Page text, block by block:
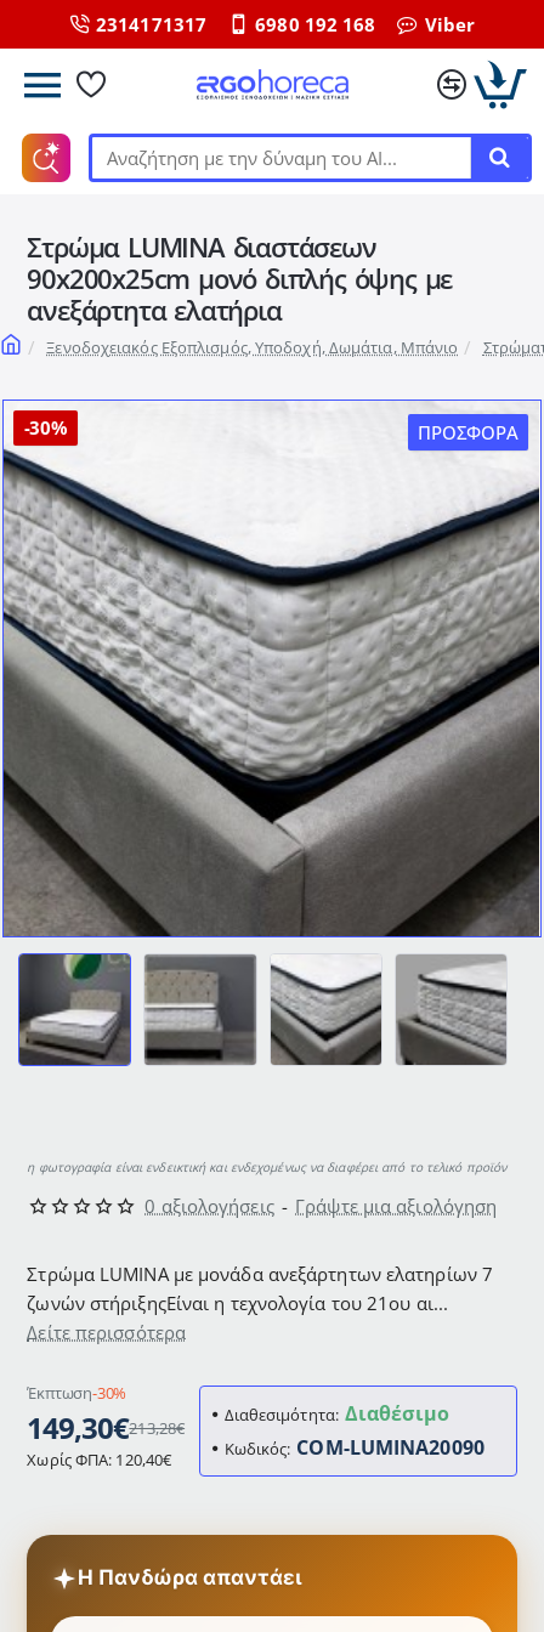
2314171317 6980 192 168 Viber
Αναζήτηση
δύναμη
του
ΑΙ...
Στρώμα LUMINA διαστάσεων
90x200x25cm μονό διπλής όψης με
ανεξάρτητα ελατήρια
homeΞενοδοχειακός Εξοπλισμός, Υποδοχή, Δωμάτια, Μπάνιο
ΠΡΟΣΦΟΡΆ
-30%
η φωτογραφία είναι ενδεικτική και ενδεχομένως να διαφέρει από το τελικό προϊόν
Στρώμα LUMINA με μονάδα ανεξάρτητων ελατηρίων 7
ζωνών στήριξηςΕίναι η τεχνολογία του 21ου αι...
Δείτε περισσότερα
0 αξιολογήσεις - Γράψτε μια αξιολόγηση
Έκπτωση-30%
149,30€213,28€
Χωρίς ΦΠΑ: 120,40€
Διαθεσιμότητα: Διαθέσιμο
Κωδικός: COM-LUMINA20090
Η Πανδώρα απαντάει